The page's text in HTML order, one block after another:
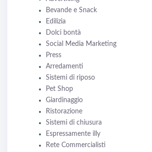
Bevande e Snack
Edilizia
Dolci bontà
Social Media Marketing
Press
Arredamenti
Sistemi di riposo
Pet Shop
Giardinaggio
Ristorazione
Sistemi di chiusura
Espressamente illy
Rete Commercialisti